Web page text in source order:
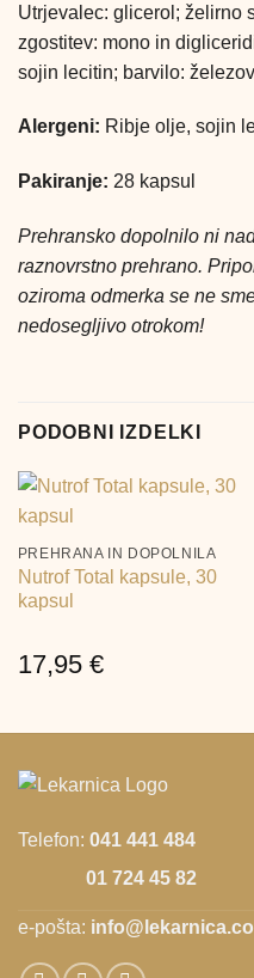
Utrjevalec: glicerol; želirno
zgostitev: mono in
sojin lecitin; barvilo:
Alergeni: Ribje olje, sojin
Pakiranje: 28 kapsul
Prehransko dopolnilo ni
raznovrstno prehrano.
oziroma odmerka se ne
nedosegljivo otrokom!
PODOBNI IZDELKI
PREHRANA IN DOPOLNILA
Nutrof Total kapsule, 30
kapsul
17,95 €
Telefon: 041 441 484
01 724 45 82
e-pošta: